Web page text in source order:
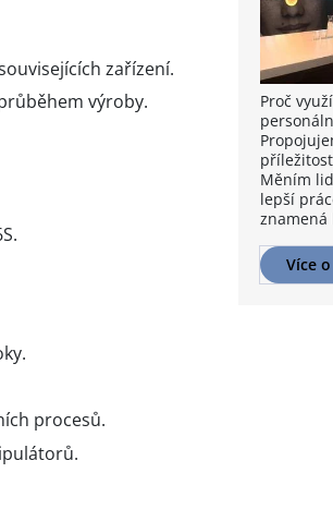
Proč
Měním
lepší
znamená
Více
zařízení.
výroby.
procesů.